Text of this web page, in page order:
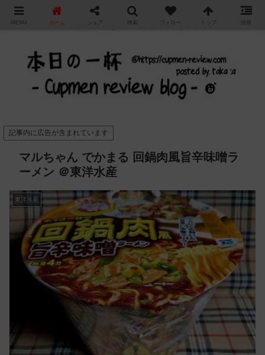
カップ麺の新商品をレビュー / アレンジするブログ
記事内に広告が含まれています
マルちゃん でかまる 回鍋肉風旨辛味噌ラ
ーメン ＠東洋水産
東洋水産
MENU ホーム シェア 検索 フォロー トップ 情報